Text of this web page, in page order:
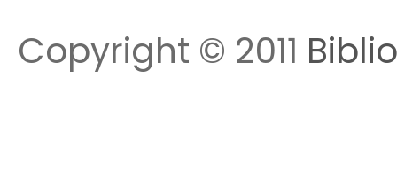
Copyright © 2011